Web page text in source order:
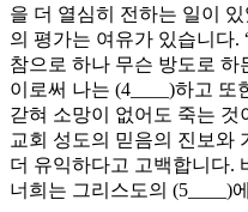
을 더 열심히 전하는 일이
의 평가는 여유가 있습니다.
참으로 하나 무슨 방도로
이로써 나는 (4____)하고 또
갇혀 소망이 없어도 죽는 것
교회 성도의 믿음의 진보와
더 유익하다고 고백합니다.
너희는 그리스도의 (5____)